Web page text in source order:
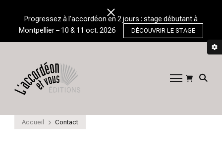
Progressez à l’accordéon en 2 jours : stage débutant à
Montpellier – 10 & 11 oct. 2026
DÉCOUVRIR LE STAGE
L'Accordéon et
et progresser ✅ à l'accordéon
Accueil Contact